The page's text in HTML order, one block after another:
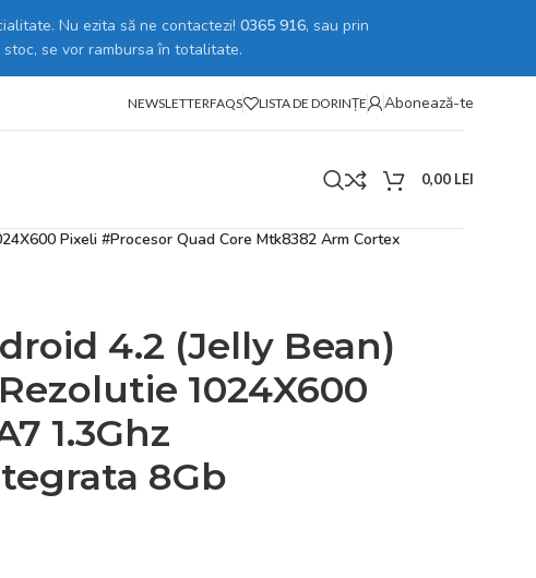
Nu ezita să ne contactezi! 0365 916, sau prin
se vor rambursa în totalitate.
NEWSLETTERFAQS LISTA DE DORINȚE Abonează-te
0,00 LEI
Pixeli #Procesor Quad Core Mtk8382 Arm Cortex
4.2 (Jelly Bean)
1024X600
1.3Ghz
8Gb